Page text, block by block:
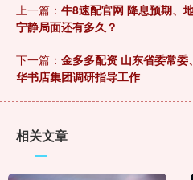
上一篇： 牛8速配官网 降息预期、
宁静局面还有多久？
下一篇： 金多多配资 山东省委常
华书店集团调研指导工作
相关文章